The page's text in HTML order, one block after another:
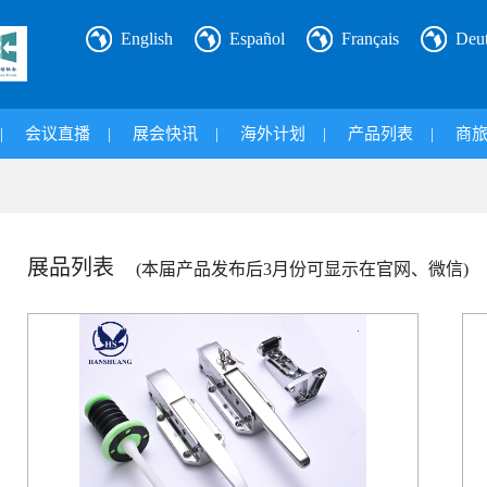
English Español Français
| 会议直播 | 展会快讯 | 海外计划 | 产品列表 | 商
展品列表 (本届产品发布后3月份可显示在官网、微信)